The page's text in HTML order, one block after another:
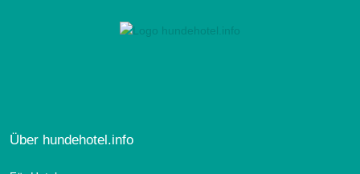
Über hundehotel.info